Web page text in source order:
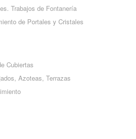
Trabajos de Fontanería
de Portales y Cristales
Cubiertas
Azoteas, Terrazas